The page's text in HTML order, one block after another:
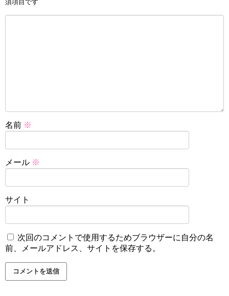
須項目です
名前 ※
メール ※
サイト
次回のコメントで使用するためブラウザーに自分の名
前、メールアドレス、サイトを保存する。